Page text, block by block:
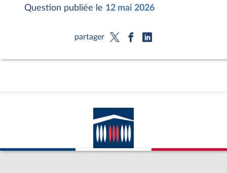
Question publiée le 12 mai 2026
partager